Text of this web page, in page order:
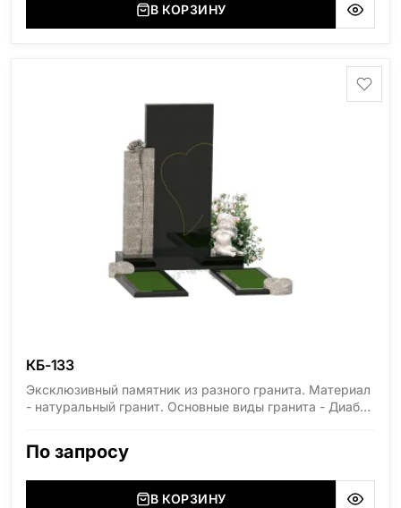
В КОРЗИНУ
КБ-133
Эксклюзивный памятник из разного гранита. Материал
- натуральный гранит. Основные виды гранита - Диабаз
(Украина, Житомерская область), Лабродарит
(Украина, Житомерская область), Сюксюансаари
По запросу
В КОРЗИНУ